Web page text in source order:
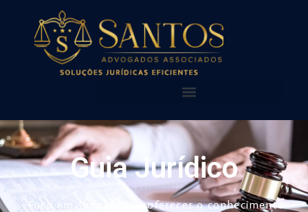
AQUI VOCÊ ENCONTRA!
NOSSAS PUBLICAÇÕES
Guia Jurídico
Foco em simplificar e oferecer o conhecimento